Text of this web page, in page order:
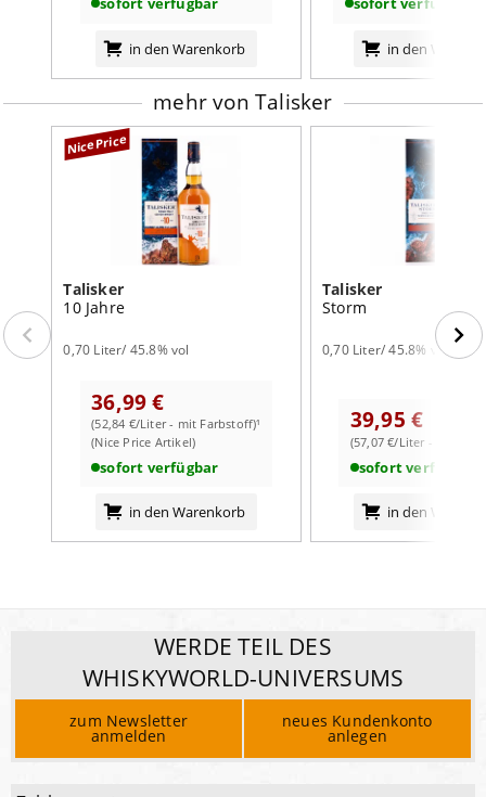
in den Warenkorb in den
mehr von Talisker
NicePrice
Talisker
10 Jahre
0,70 Liter/ 45.8% vol
36,99 €
(52,84 €/Liter - mit Farbstoff)¹
(Nice Price Artikel)
sofort verfügbar
in den Warenkorb
Talisker
Storm
0,70 Liter/ 45.8% vol
39,95 €
(57,07 €/Liter - mit
sofort verfügbar
in den
WERDE TEIL DES
WHISKYWORLD-UNIVERSUMS
zum Newsletter
anmelden
neues Kundenkonto
anlegen